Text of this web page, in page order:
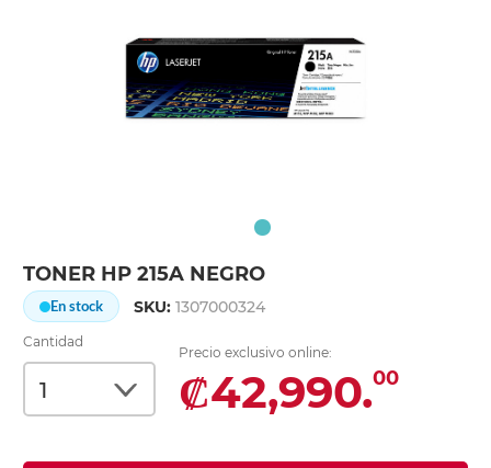
TONER HP 215A NEGRO
En stock SKU:1307000324
Cantidad
Precio exclusivo online:
₡42,990.00